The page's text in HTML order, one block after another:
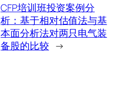
CFP培训班投资案例分
析：基于相对估值法与基
本面分析法对两只电气装
备股的比较 →